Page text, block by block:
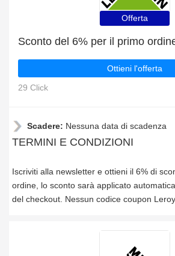
Offerta
Ottieni l'offerta
29 Click
Scadere: Nessuna data di scadenza
TERMINI E CONDIZIONI
Iscriviti alla newsletter e ottieni il 6% di
ordine, lo sconto sarà applicato
del checkout. Nessun codice coupon